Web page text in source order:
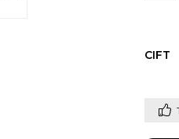
CIFT